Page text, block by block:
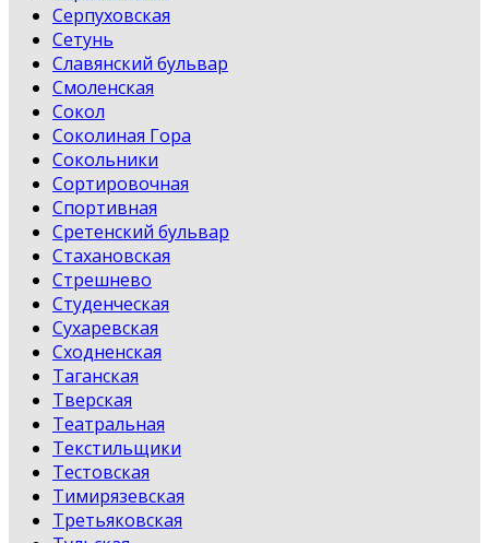
Серпуховская
Сетунь
Славянский бульвар
Смоленская
Сокол
Соколиная Гора
Сокольники
Сортировочная
Спортивная
Сретенский бульвар
Стахановская
Стрешнево
Студенческая
Сухаревская
Сходненская
Таганская
Тверская
Театральная
Текстильщики
Тестовская
Тимирязевская
Третьяковская